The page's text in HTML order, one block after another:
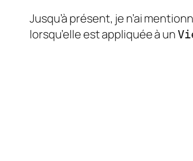
Jusqu’à présent, je n’ai
lorsqu’elle est appliquée à un